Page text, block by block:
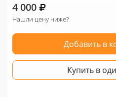
4 000
Нашли цену ниже?
Добавить в
Купить в